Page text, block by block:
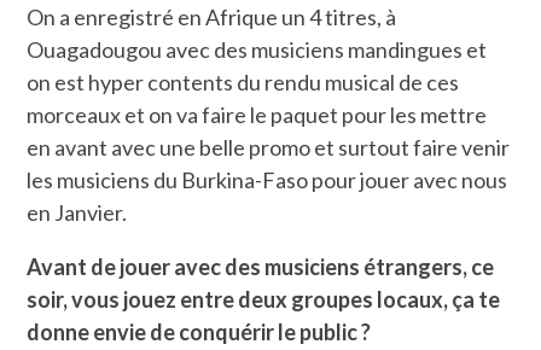
On a enregistré en Afrique un 4 titres, à
Ouagadougou avec des musiciens mandingues et
on est hyper contents du rendu musical de ces
morceaux et on va faire le paquet pour les mettre
en avant avec une belle promo et surtout faire venir
les musiciens du Burkina-Faso pour jouer avec nous
en Janvier.
Avant de jouer avec des musiciens étrangers, ce
soir, vous jouez entre deux groupes locaux, ça te
donne envie de conquérir le public ?